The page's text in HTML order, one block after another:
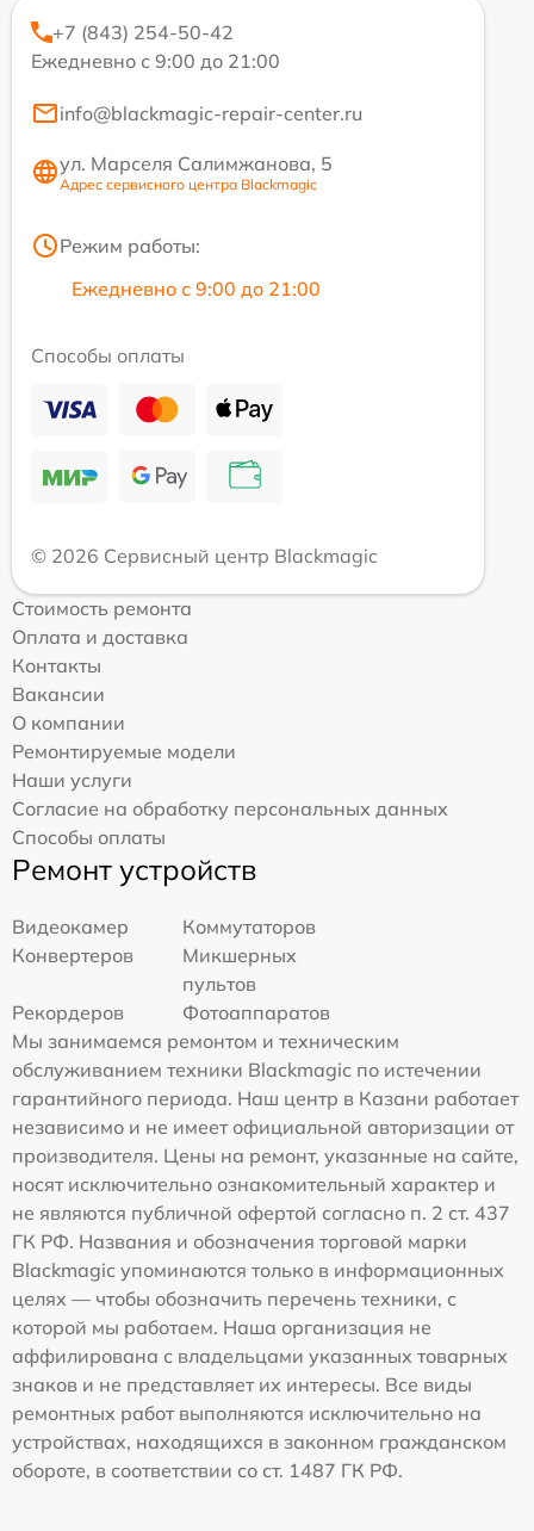
+7 (843) 254-50-42
Ежедневно с 9:00 до 21:00
info@blackmagic-repair-center.ru
ул. Марселя Салимжанова, 5
Адрес сервисного центра Blackmagic
Режим работы:
Ежедневно с 9:00 до 21:00
Способы оплаты
© 2026 Сервисный центр Blackmagic
Стоимость ремонта
Оплата и доставка
Контакты
Вакансии
О компании
Ремонтируемые модели
Наши услуги
Согласие на обработку персональных данных
Способы оплаты
Ремонт устройств
Видеокамер
Коммутаторов
Конвертеров
Микшерных
пультов
Рекордеров
Фотоаппаратов
Мы занимаемся ремонтом и техническим
обслуживанием техники Blackmagic по истечении
гарантийного периода. Наш центр в Казани работает
независимо и не имеет официальной авторизации от
производителя. Цены на ремонт, указанные на сайте,
носят исключительно ознакомительный характер и
не являются публичной офертой согласно п. 2 ст. 437
ГК РФ. Названия и обозначения торговой марки
Blackmagic упоминаются только в информационных
целях — чтобы обозначить перечень техники, с
которой мы работаем. Наша организация не
аффилирована с владельцами указанных товарных
знаков и не представляет их интересы. Все виды
ремонтных работ выполняются исключительно на
устройствах, находящихся в законном гражданском
обороте, в соответствии со ст. 1487 ГК РФ.